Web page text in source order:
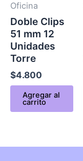
Oficina
Doble Clips
51 mm 12
Unidades
Torre
$4.800
Agregar al
carrito